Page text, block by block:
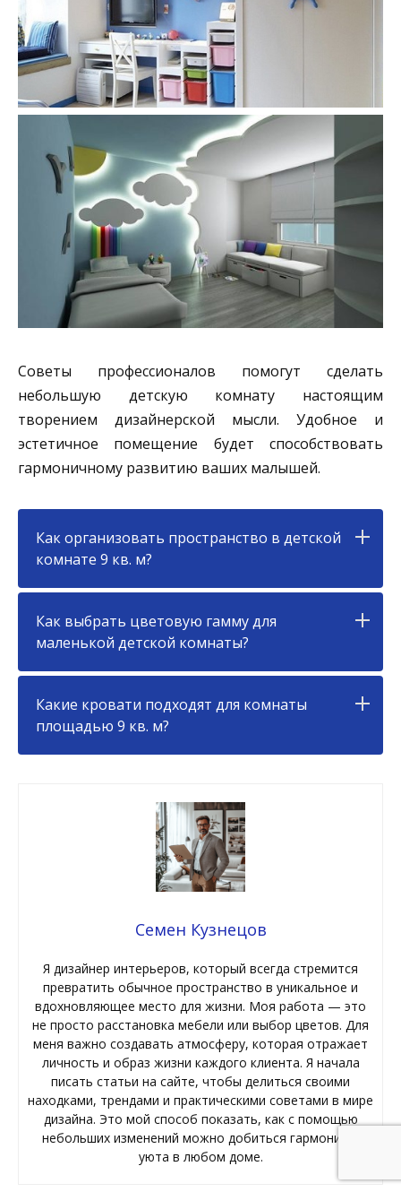
Советы профессионалов помогут сделать
небольшую детскую комнату настоящим
творением дизайнерской мысли. Удобное и
эстетичное помещение будет способствовать
гармоничному развитию ваших малышей.
Как организовать пространство в детской
комнате 9 кв. м?
Как выбрать цветовую гамму для
маленькой детской комнаты?
Какие кровати подходят для комнаты
площадью 9 кв. м?
Семен Кузнецов
Я дизайнер интерьеров, который всегда стремится
превратить обычное пространство в уникальное и
вдохновляющее место для жизни. Моя работа — это
не просто расстановка мебели или выбор цветов. Для
меня важно создавать атмосферу, которая отражает
личность и образ жизни каждого клиента. Я начала
писать статьи на сайте, чтобы делиться своими
находками, трендами и практическими советами в мире
дизайна. Это мой способ показать, как с помощью
небольших изменений можно добиться гармонии и
уюта в любом доме.